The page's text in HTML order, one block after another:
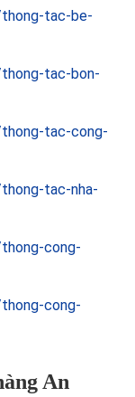
thong-tac-be-
tac-bon-
tac-cong-
tac-nha-
cong-
cong-
An